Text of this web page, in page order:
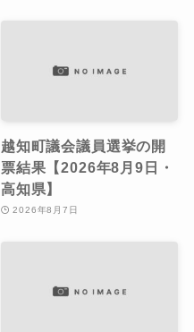
越知町議会議員選挙の開
票結果【2026年8月9日・
高知県】
2026年8月7日